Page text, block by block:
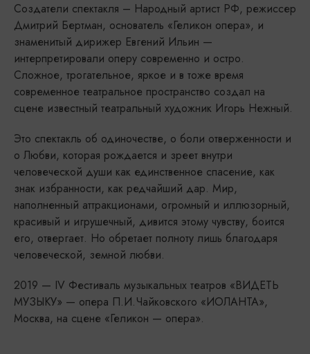
Создатели спектакля – Народный артист РФ, режиссер
Дмитрий Бертман, основатель «Геликон опера», и
знаменитый дирижер Евгений Ильин —
интерпретировали оперу современно и остро.
Сложное, трогательное, яркое и в тоже время
современное театральное пространство создал на
сцене известный театральный художник Игорь Нежный.
Это спектакль об одиночестве, о боли отверженности и
о Любви, которая рождается и зреет внутри
человеческой души как единственное спасение, как
знак избранности, как редчайший дар. Мир,
наполненный аттракционами, огромный и иллюзорный,
красивый и игрушечный, дивится этому чувству, боится
его, отвергает. Но обретает полноту лишь благодаря
человеческой, земной любви.
2019 — IV Фестиваль музыкальных театров «ВИДЕТЬ
МУЗЫКУ» — опера П.И.Чайковского «ИОЛАНТА»,
Москва, на сцене «Геликон — опера».